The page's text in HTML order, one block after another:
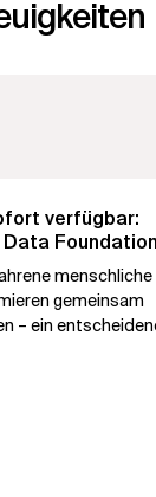
verfügbar:
menschliche
gemeinsam
– ein